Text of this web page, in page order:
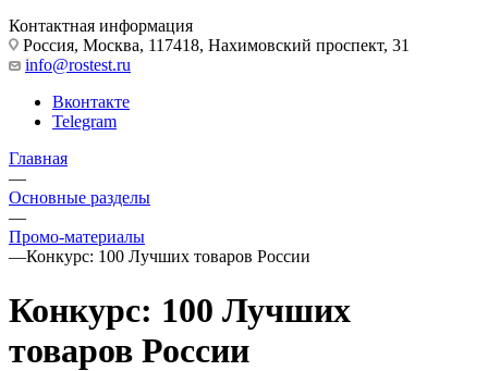
Контактная информация
Россия, Москва, 117418, Нахимовский проспект, 31
info@rostest.ru
Вконтакте
Telegram
Главная
—
Основные разделы
—
Промо-материалы
—Конкурс: 100 Лучших товаров России
Конкурс: 100 Лучших
товаров России